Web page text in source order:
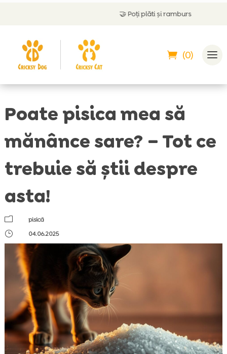
Poți plăti și ramburs
(0)
Poate pisica mea să
mănânce sare? – Tot ce
trebuie să știi despre
asta!
m
pisică
}
04.06.2025